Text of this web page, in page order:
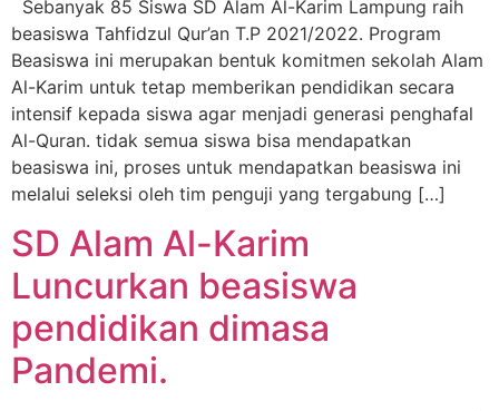
Sebanyak 85 Siswa SD Alam Al-Karim Lampung raih
beasiswa Tahfidzul Qur’an T.P 2021/2022. Program
Beasiswa ini merupakan bentuk komitmen sekolah Alam
Al-Karim untuk tetap memberikan pendidikan secara
intensif kepada siswa agar menjadi generasi penghafal
Al-Quran. tidak semua siswa bisa mendapatkan
beasiswa ini, proses untuk mendapatkan beasiswa ini
melalui seleksi oleh tim penguji yang tergabung […]
SD Alam Al-Karim
Luncurkan beasiswa
pendidikan dimasa
Pandemi.